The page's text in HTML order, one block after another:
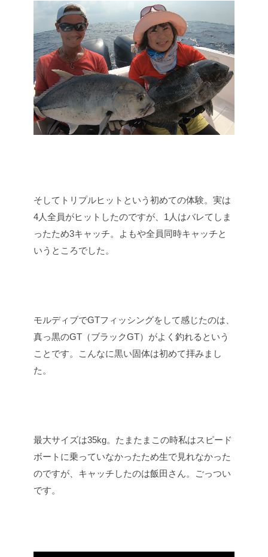
そしてトリプルヒットという初めての体験。実は
4人全員がヒットしたのですが、1人はバレてしま
ったため3キャッチ。よもや全員同時キャッチと
いうところでした。
モルディブでGTフィッシングをして感じたのは、
真っ黒のGT（ブラックGT）がよく釣れるという
ことです。こんなに黒い固体は初めて拝みまし
た。
最大サイズは35kg。たまたまこの時私はスピード
ボートに乗っていなかったため生で見れなかった
のですが、キャッチしたのは飯田さん。ごっつい
です。